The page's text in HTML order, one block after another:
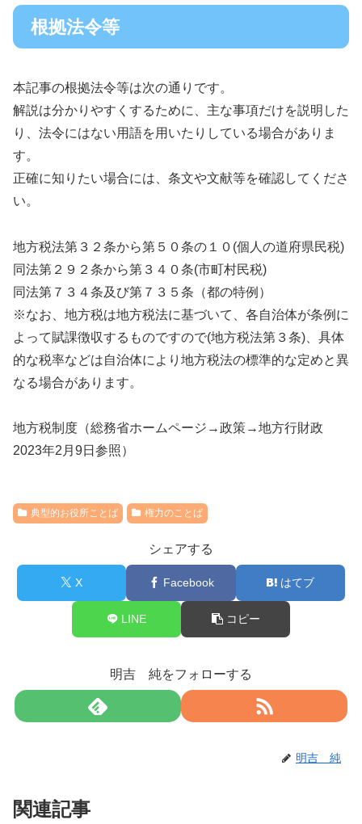
根拠法令等
本記事の根拠法令等は次の通りです。
解説は分かりやすくするために、主な事項だけを説明した
り、法令にはない用語を用いたりしている場合がありま
す。
正確に知りたい場合には、条文や文献等を確認してくださ
い。
地方税法第３２条から第５０条の１０(個人の道府県民税)
同法第２９２条から第３４０条(市町村民税)
同法第７３４条及び第７３５条（都の特例）
※なお、地方税は地方税法に基づいて、各自治体が条例に
よって賦課徴収するものですので(地方税法第３条)、具体
的な税率などは自治体により地方税法の標準的な定めと異
なる場合があります。
地方税制度（総務省ホームページ→政策→地方行財政
2023年2月9日参照）
典型的お役所ことば 権力のことば
シェアする
X Facebook はてブ
LINE コピー
明吉 純をフォローする
明吉 純
関連記事